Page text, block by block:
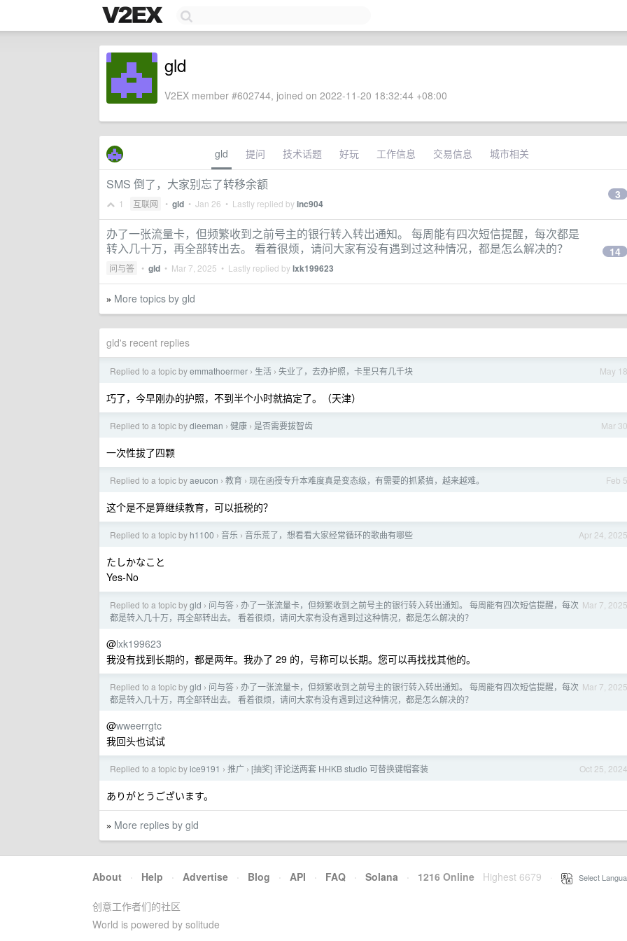
gld
V2EX member #602744, joined on 2022-11-20 18:32:44 +08:00
gld 提问 技术话题 好玩 工作信息 交易信息 城市相关
SMS 倒了，大家别忘了转移余额
1 互联网 • gld • Jan 26 • Lastly replied byinc904
3
办了一张流量卡，但频繁收到之前号主的银行转入转出通知。 每周能有四次短信提醒，每次都是
转入几十万，再全部转出去。 看着很烦，请问大家有没有遇到过这种情况，都是怎么解决的？
问与答 • gld • Mar 7, 2025 • Lastly replied bylxk199623
14
» More topics by gld
gld's recent replies
May 18
Replied to a topic byemmathoermer › 生活 › 失业了，去办护照，卡里只有几千块
巧了，今早刚办的护照，不到半个小时就搞定了。（天津）
Mar 30
Replied to a topic bydieeman › 健康 › 是否需要拔智齿
一次性拔了四颗
Feb 5
Replied to a topic byaeucon › 教育 › 现在函授专升本难度真是变态级，有需要的抓紧搞，越来越难。
这个是不是算继续教育，可以抵税的？
Apr 24, 2025
Replied to a topic by h1100 › 音乐 › 音乐荒了，想看看大家经常循环的歌曲有哪些
たしかなこと
Yes-No
Mar 7, 2025
Replied to a topic bygld › 问与答 › 办了一张流量卡，但频繁收到之前号主的银行转入转出通知。 每周能有四次短信提醒，每次
都是转入几十万，再全部转出去。 看着很烦，请问大家有没有遇到过这种情况，都是怎么解决的？
@lxk199623
我没有找到长期的，都是两年。我办了 29 的，号称可以长期。您可以再找找其他的。
Mar 7, 2025
Replied to a topic bygld › 问与答 › 办了一张流量卡，但频繁收到之前号主的银行转入转出通知。 每周能有四次短信提醒，每次
都是转入几十万，再全部转出去。 看着很烦，请问大家有没有遇到过这种情况，都是怎么解决的？
@wweerrgtc
我回头也试试
Oct 25, 2024
Replied to a topic byice9191 › 推广 › [抽奖] 评论送两套 HHKB studio 可替换键帽套装
ありがとうございます。
» More replies by gld
About · Help · Advertise · Blog · API · FAQ · Solana · 1216 Online Highest 6679 Select
创意工作者们的社区
World is powered by solitude